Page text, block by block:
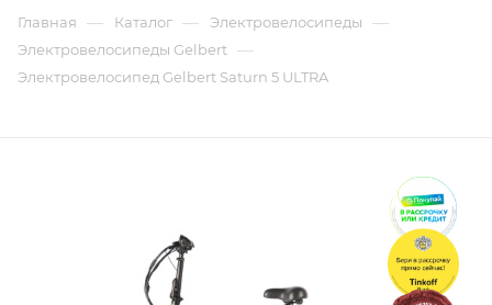
Главная — Каталог — Электровелосипеды —
Электровелосипеды Gelbert —
Электровелосипед Gelbert Saturn 5 ULTRA